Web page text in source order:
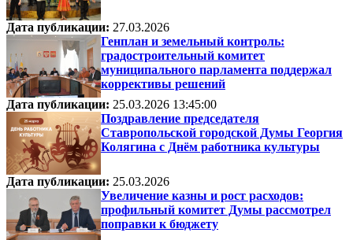
Дата публикации: 27.03.2026
Генплан и земельный контроль:
градостроительный комитет
муниципального парламента поддержал
коррективы решений
Дата публикации: 25.03.2026 13:45:00
Поздравление председателя
Ставропольской городской Думы Георгия
Колягина с Днём работника культуры
Дата публикации: 25.03.2026
Увеличение казны и рост расходов:
профильный комитет Думы рассмотрел
поправки к бюджету